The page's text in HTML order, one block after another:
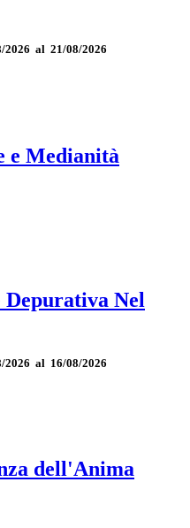
2026 al 21/08/2026
e Medianità
Nel
2026 al 16/08/2026
dell'Anima